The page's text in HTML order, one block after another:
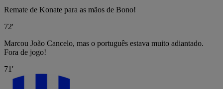
Remate de Konate para as mãos de Bono!
72'
Marcou João Cancelo, mas o português estava muito adiantado.
Fora de jogo!
71'